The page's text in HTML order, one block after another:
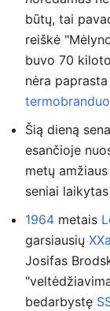
būtų, tai
reiškė
buvo 70
nėra
Šią dieną
esančioje
metų
seniai
1964 metais
garsiausių
Josifas
bedarbystę